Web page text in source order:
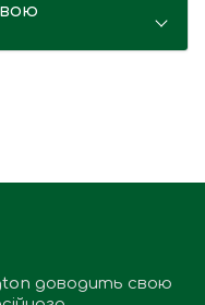
доводить свою